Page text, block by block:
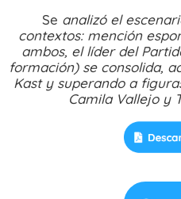
Se analizó el
contextos: mención
ambos, el líder del
formación) se consolida,
Kast y superando a
Camila Vallejo y